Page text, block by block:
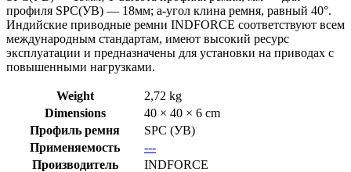
профиля SPC(УB) — 18мм; a-угол клина ремня, равный 40°.
Индийские приводные ремни INDFORCE соответствуют всем
международным стандартам, имеют высокий ресурс
эксплуатации и предназначены для установки на приводах с
повышенными нагрузками.
Weight
2,72 kg
Dimensions
40 × 40 × 6 cm
Профиль ремня
SPC (УВ)
Применяемость
---
Производитель
INDFORCE